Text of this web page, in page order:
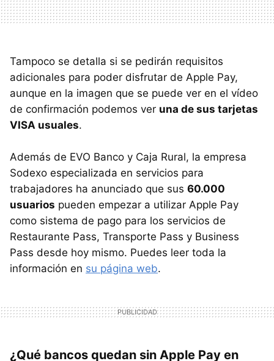
Tampoco se detalla si se pedirán requisitos
adicionales para poder disfrutar de Apple Pay,
aunque en la imagen que se puede ver en el vídeo
de confirmación podemos ver una de sus tarjetas
VISA usuales.
Además de EVO Banco y Caja Rural, la empresa
Sodexo especializada en servicios para
trabajadores ha anunciado que sus 60.000
usuarios pueden empezar a utilizar Apple Pay
como sistema de pago para los servicios de
Restaurante Pass, Transporte Pass y Business
Pass desde hoy mismo. Puedes leer toda la
información en su página web.
¿Qué bancos quedan sin Apple Pay en